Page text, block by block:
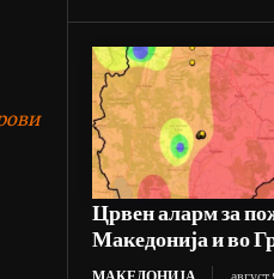
Црвен аларм за
Македонија и во